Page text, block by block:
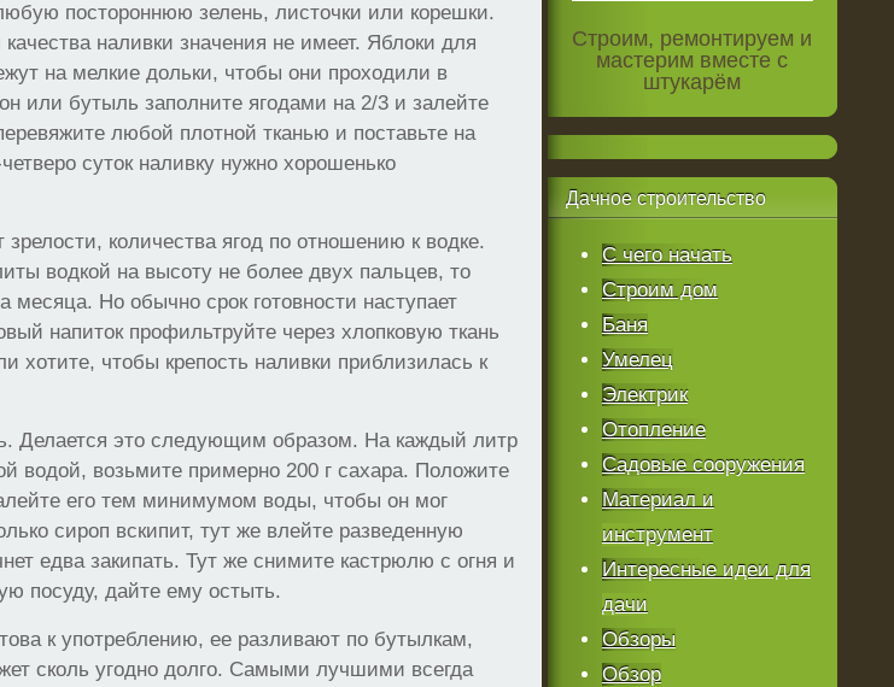
постороннюю зелень, листочки или корешки.
наливки значения не имеет. Яблоки для
на мелкие дольки, чтобы они проходили в
или бутыль заполните ягодами на 2/3 и залейте
любой плотной тканью и поставьте на
суток наливку нужно хорошенько
зрелости, количества ягод по отношению к водке.
водкой на высоту не более двух пальцев, то
месяца. Но обычно срок готовности наступает
напиток профильтруйте через хлопковую ткань
хотите, чтобы крепость наливки приблизилась к
Делается это следующим образом. На каждый литр
водой, возьмите примерно 200 г сахара. Положите
его тем минимумом воды, чтобы он мог
сироп вскипит, тут же влейте разведенную
едва закипать. Тут же снимите кастрюлю с огня и
посуду, дайте ему остыть.
к употреблению, ее разливают по бутылкам,
сколь угодно долго. Самыми лучшими всегда
Строим, ремонтируем и
мастерим вместе с
штукарём
Дачноестроительство
С чего начать
Строим дом
Баня
Умелец
Электрик
Отопление
Садовые сооружения
Материал и
инструмент
Интересные идеи для
дачи
Обзоры
Обзор